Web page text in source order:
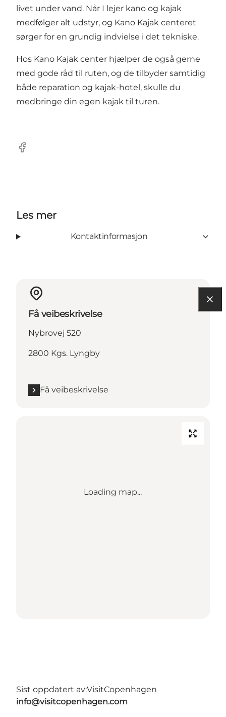
livet under vand. Når I lejer kano og kajak
medfølger alt udstyr, og Kano Kajak centeret
sørger for en grundig indvielse i det tekniske.
Hos Kano Kajak center hjælper de også gerne
med gode råd til ruten, og de tilbyder samtidig
både reparation og kajak-hotel, skulle du
medbringe din egen kajak til turen.
Facebook
Les mer
Kontaktinformasjon
Få veibeskrivelse
Nybrovej 520
2800 Kgs. Lyngby
Få veibeskrivelse
Loading map...
Sist oppdatert av:VisitCopenhagen
info@visitcopenhagen.com